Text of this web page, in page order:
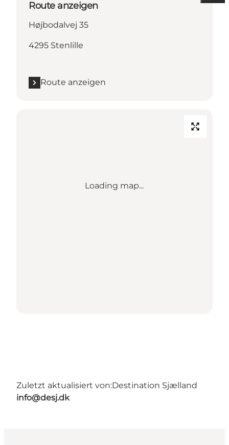
Route anzeigen
Højbodalvej 35
4295 Stenlille
Route anzeigen
Loading map...
Zuletzt aktualisiert von:Destination Sjælland
info@desj.dk